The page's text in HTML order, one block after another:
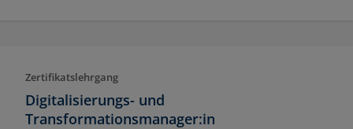
Zertifikatslehrgang
Digitalisierungs- und
Transformationsmanager:in